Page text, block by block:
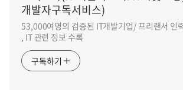
개발자구독서비스)
53,000여명의 검증된 IT개발기업/ 프리랜서 인
, IT 관련 정보 수록
구독하기